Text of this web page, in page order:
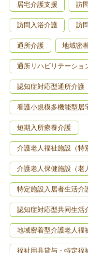
居宅介護支援 訪
訪問入浴介護 訪
通所介護 地域密
通所リハビリテーショ
認知症対応型通所介護
看護小規模多機能型居
短期入所療養介護
介護老人福祉施設（特
介護老人保健施設（老
特定施設入居者生活介
認知症対応型共同生活
地域密着型介護老人福
福祉用具貸与・特定福